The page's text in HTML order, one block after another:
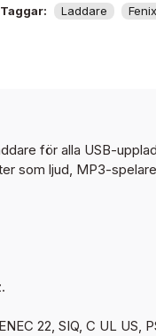
Taggar: Laddare Fenix
för alla USB-
som ljud, MP3-
22, SIQ, C UL US,